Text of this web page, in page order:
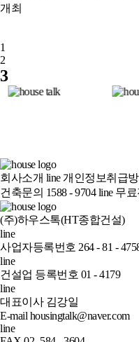
개최
1
2
3
회사소개 line 개인정보취급
건축문의 1588 - 9704line무료
(주)하우스톡(HT종합건설)
line
사업자등록번호 264 - 81 -
line
건설업 등록번호 01 - 4179
line
대표이사 김강일
E-mail housingtalk@naver.com
line